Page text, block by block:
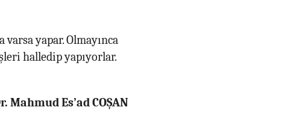
yapar. Olmayınca
halledip yapıyorlar.
Mahmud Es’ad COŞAN